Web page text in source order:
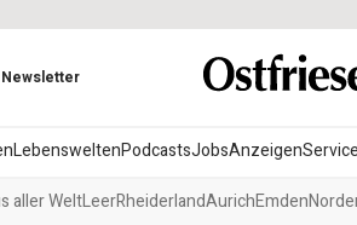
Newsletter
LebensweltenPodcastsJobsAnzeigenService
aller WeltLeerRheiderlandAurichEmden